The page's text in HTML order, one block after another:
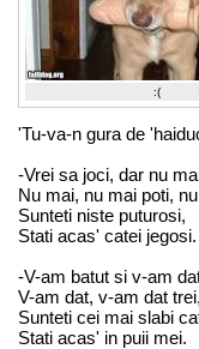
:(
'Tu-va-n gura de
-Vrei sa joci, dar nu
Nu mai, nu mai poti,
Sunteti niste puturosi,
Stati acas' catei jegosi.
-V-am batut si v-am
V-am dat, v-am dat
Sunteti cei mai slabi
Stati acas' in puii mei.